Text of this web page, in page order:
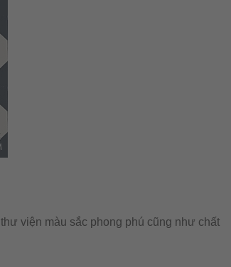
viện màu sắc phong phú cũng như chất